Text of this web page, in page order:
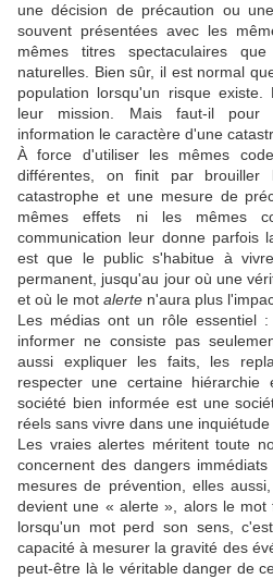
une décision de précaution ou
souvent présentées avec les
mêmes titres spectaculaires
naturelles. Bien sûr, il est normal
population lorsqu'un risque
leur mission. Mais faut-il pour
information le caractère d'une
À force d'utiliser les mêmes
différentes, on finit par brouiller
catastrophe et une mesure de
mêmes effets ni les mêmes
communication leur donne parfois
est que le public s'habitue à
permanent, jusqu'au jour où une
et où le mot alerte n'aura plus
Les médias ont un rôle essentiel
informer ne consiste pas
aussi expliquer les faits, les
respecter une certaine hiérarchie
société bien informée est une
réels sans vivre dans une inquiétude
Les vraies alertes méritent toute
concernent des dangers
mesures de prévention, elles
devient une « alerte », alors le
lorsqu'un mot perd son sens,
capacité à mesurer la gravité des
peut-être là le véritable danger de